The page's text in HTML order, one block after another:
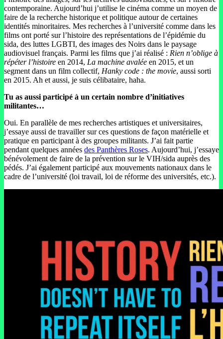
contemporaine. Aujourd’hui j’utilise le cinéma comme un moyen de
faire de la recherche historique et politique autour de certaines
identités minoritaires. Mes recherches à l’université comme dans les
films ont porté sur l’histoire des représentations de l’épidémie du
sida, des luttes LGBTI, des images des Noirs dans le paysage
audiovisuel français. Parmi les films que j’ai réalisé : Rien n’oblige à
répéter l’histoire en 2014, La machine avalée en 2015, et un
segment dans un film collectif, Hanky code : the movie, aussi sorti
en 2015. Ah et aussi, je suis célibataire, haha.
Tu as aussi participé à un certain nombre d’initiatives
militantes…
Oui. En parallèle de mes recherches artistiques et universitaires,
j’essaye aussi de travailler sur ces questions de façon matérielle et
pratique en participant à des groupes militants. J’ai fait partie
pendant quelques années des Panthères Roses. Aujourd’hui, j’essaye
bénévolement de faire de la prévention sur le VIH/sida auprès des
pédés. J’ai également participé aux mouvements nationaux dans le
cadre de l’université (loi travail, loi de réforme des universités, etc.).